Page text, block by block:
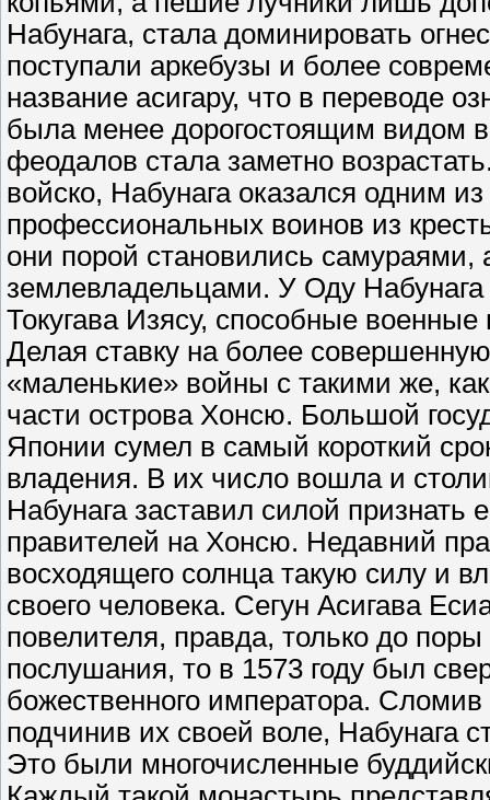
Набунага, стала доминировать
поступали аркебузы и более
название асигару, что в переводе
была менее дорогостоящим видом
феодалов стала заметно
войско, Набунага оказался одним
профессиональных воинов из
они порой становились самураями,
землевладельцами. У Оду
Токугава Изясу, способные
Делая ставку на более
«маленькие» войны с такими же,
части острова Хонсю. Большой
Японии сумел в самый короткий
владения. В их число вошла и
Набунага заставил силой признать
правителей на Хонсю. Недавний
восходящего солнца такую силу и
своего человека. Сегун Асигава
повелителя, правда, только до
послушания, то в 1573 году был
божественного императора.
подчинив их своей воле, Набунага
Это были многочисленные